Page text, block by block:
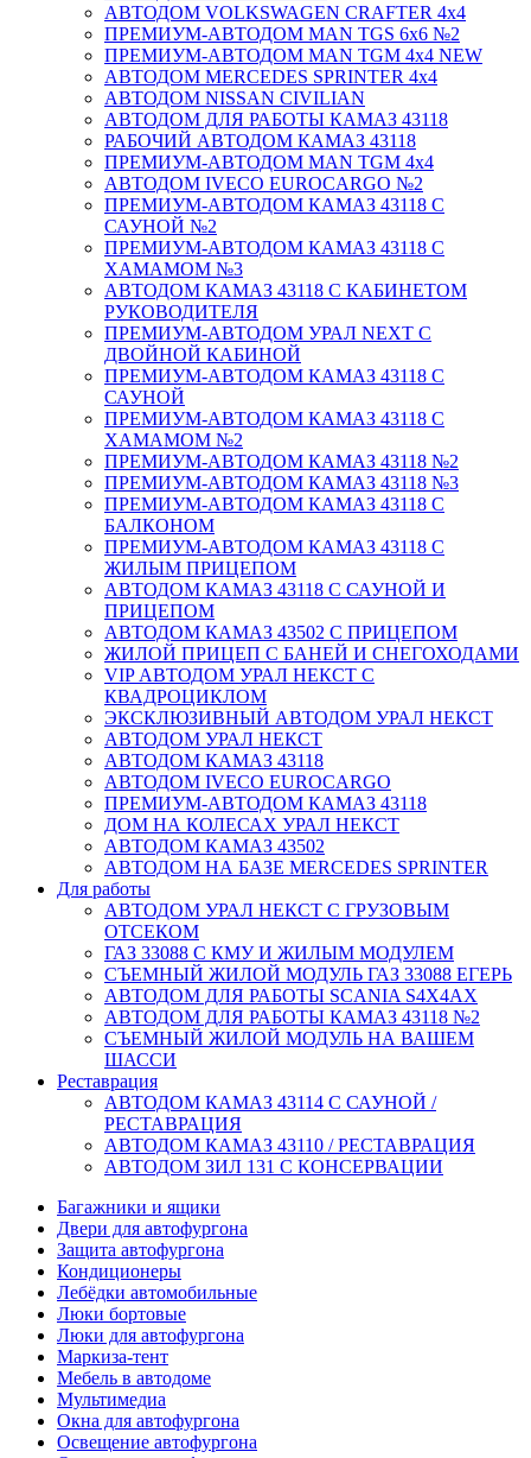
АВТОДОМ VOLKSWAGEN CRAFTER 4х4
ПРЕМИУМ-АВТОДОМ MAN TGS 6х6 №2
ПРЕМИУМ-АВТОДОМ MAN TGM 4x4 NEW
АВТОДОМ MERCEDES SPRINTER 4x4
АВТОДОМ NISSAN CIVILIAN
АВТОДОМ ДЛЯ РАБОТЫ КАМАЗ 43118
РАБОЧИЙ АВТОДОМ КАМАЗ 43118
ПРЕМИУМ-АВТОДОМ MAN TGM 4x4
АВТОДОМ IVECO EUROCARGO №2
ПРЕМИУМ-АВТОДОМ КАМАЗ 43118 С
САУНОЙ №2
ПРЕМИУМ-АВТОДОМ КАМАЗ 43118 С
ХАМАМОМ №3
АВТОДОМ КАМАЗ 43118 С КАБИНЕТОМ
РУКОВОДИТЕЛЯ
ПРЕМИУМ-АВТОДОМ УРАЛ NEXT С
ДВОЙНОЙ КАБИНОЙ
ПРЕМИУМ-АВТОДОМ КАМАЗ 43118 С
САУНОЙ
ПРЕМИУМ-АВТОДОМ КАМАЗ 43118 С
ХАМАМОМ №2
ПРЕМИУМ-АВТОДОМ КАМАЗ 43118 №2
ПРЕМИУМ-АВТОДОМ КАМАЗ 43118 №3
ПРЕМИУМ-АВТОДОМ КАМАЗ 43118 С
БАЛКОНОМ
ПРЕМИУМ-АВТОДОМ КАМАЗ 43118 С
ЖИЛЫМ ПРИЦЕПОМ
АВТОДОМ КАМАЗ 43118 С САУНОЙ И
ПРИЦЕПОМ
АВТОДОМ КАМАЗ 43502 С ПРИЦЕПОМ
ЖИЛОЙ ПРИЦЕП С БАНЕЙ И СНЕГОХОДАМИ
VIP АВТОДОМ УРАЛ НЕКСТ С
КВАДРОЦИКЛОМ
ЭКСКЛЮЗИВНЫЙ АВТОДОМ УРАЛ НЕКСТ
АВТОДОМ УРАЛ НЕКСТ
АВТОДОМ КАМАЗ 43118
АВТОДОМ IVECO EUROCARGO
ПРЕМИУМ-АВТОДОМ КАМАЗ 43118
ДОМ НА КОЛЕСАХ УРАЛ НЕКСТ
АВТОДОМ КАМАЗ 43502
АВТОДОМ НА БАЗЕ MERCEDES SPRINTER
Для работы
АВТОДОМ УРАЛ НЕКСТ С ГРУЗОВЫМ
ОТСЕКОМ
ГАЗ 33088 С КМУ И ЖИЛЫМ МОДУЛЕМ
СЪЕМНЫЙ ЖИЛОЙ МОДУЛЬ ГАЗ 33088 ЕГЕРЬ
АВТОДОМ ДЛЯ РАБОТЫ SCANIA S4X4AX
АВТОДОМ ДЛЯ РАБОТЫ КАМАЗ 43118 №2
СЪЕМНЫЙ ЖИЛОЙ МОДУЛЬ НА ВАШЕМ
ШАССИ
Реставрация
АВТОДОМ КАМАЗ 43114 С САУНОЙ /
РЕСТАВРАЦИЯ
АВТОДОМ КАМАЗ 43110 / РЕСТАВРАЦИЯ
АВТОДОМ ЗИЛ 131 С КОНСЕРВАЦИИ
Багажники и ящики
Двери для автофургона
Защита автофургона
Кондиционеры
Лебёдки автомобильные
Люки бортовые
Люки для автофургона
Маркиза-тент
Мебель в автодоме
Мультимедиа
Окна для автофургона
Освещение автофургона